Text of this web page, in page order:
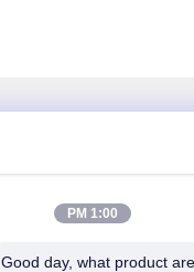
1:00 PM
Good day, what product